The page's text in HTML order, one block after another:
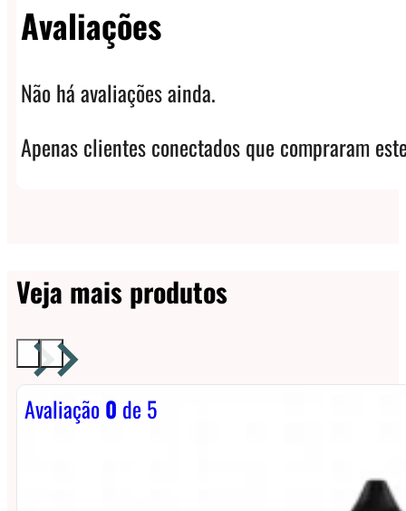
Avaliações
Não há avaliações ainda.
Apenas clientes conectados que compraram
Veja mais produtos
Avaliação0 de 5